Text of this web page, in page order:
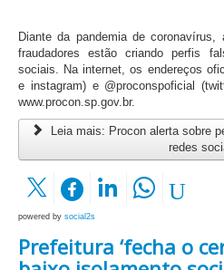
Diante da pandemia de
fraudadores estão criando perfis
sociais. Na internet, os endereços
e instagram) e @proconspoficial
www.procon.sp.gov.br.
Leia mais: Procon alerta sobre
redes
powered by social2s
Prefeitura ‘fecha o